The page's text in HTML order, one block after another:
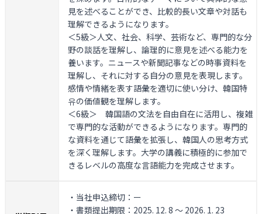
見を述べることができ、比較的長い文章や対話も
理解できるようになります。
＜5級＞人文、社会、科学、芸術など、専門的な分
野の談話を理解し、論理的に意見を述べる能力を
養います。ニュースや新聞記事などの時事資料を
理解し、それに対する自分の意見を表現します。
感情や情緒を表す語彙を適切に使い分け、韓国特
유の価値観を理解します。
＜6級＞ 韓国語の文法を自由自在に活用し、複雑
で専門的な活動ができるようになります。専門的
な資料を通じて語彙を拡張し、韓国人の思考方式
を深く理解します。大学の講義に積極的に参加で
きるレベルの高度な言語能力を完成させます。
・当社申込締切：ー
・書類提出期限：2025. 12. 8 ～ 2026. 1. 23